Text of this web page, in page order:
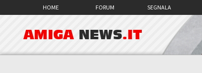
HOME FORUM SEGNALA
AMIGA NEWS.IT